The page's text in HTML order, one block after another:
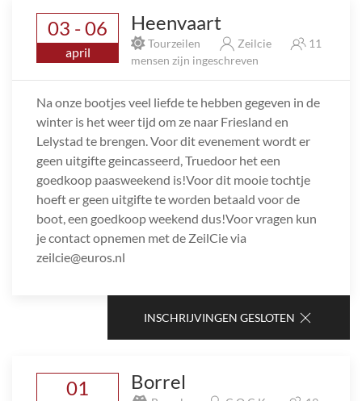
03 - 06
april
Heenvaart
Tourzeilen Zeilcie
11
mensen zijn ingeschreven
Na onze bootjes veel liefde te hebben gegeven in de
winter is het weer tijd om ze naar Friesland en
Lelystad te brengen. Voor dit evenement wordt er
geen uitgifte geincasseerd, Truedoor het een
goedkoop paasweekend is!Voor dit mooie tochtje
hoeft er geen uitgifte te worden betaald voor de
boot, een goedkoop weekend dus!Voor vragen kun
je contact opnemen met de ZeilCie via
zeilcie@euros.nl
INSCHRIJVINGEN GESLOTEN
01 Borrel